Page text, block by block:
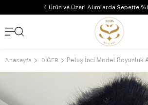
4 Ürün ve Üzeri Alımlarda Sepette
Anasayfa DİĞER Peluş İnci Model Boyunluk